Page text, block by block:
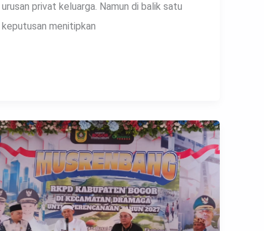
urusan privat keluarga. Namun di balik satu
keputusan menitipkan